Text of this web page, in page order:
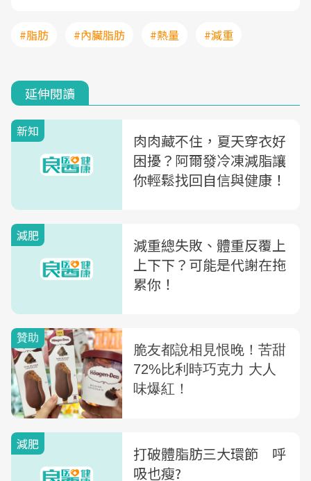
#脂肪 #內臟脂肪 #熱量 #減重
延伸閱讀
新知
肉肉藏不住，夏天穿衣好
困擾？阿爾發冷凍減脂讓
你輕鬆找回自信與健康！
減肥
減重總失敗、體重反覆上
上下下？可能是代謝在拖
累你！
減肥
打破體脂肪三大環節 呼
吸也瘦?